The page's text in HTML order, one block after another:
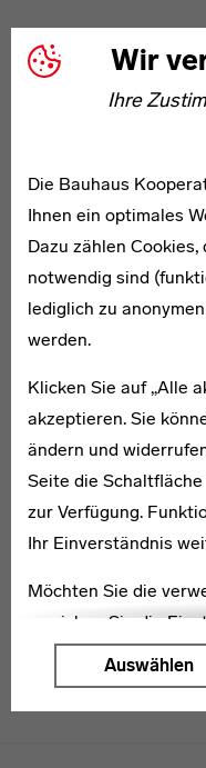
Wir
Ihre
Die Bauhaus
Ihnen ein optimales
Dazu zählen
notwendig sind
lediglich zu
werden.
Klicken Sie auf „Alle
akzeptieren. Sie
ändern und
Seite die
zur Verfügung.
Ihr Einverständnis
Möchten Sie die
erreichen Sie die
"Auswählen".
Auswählen
Lizzie
Else Fretzdorff
1877–1940
Walter Herzger
1901–1985